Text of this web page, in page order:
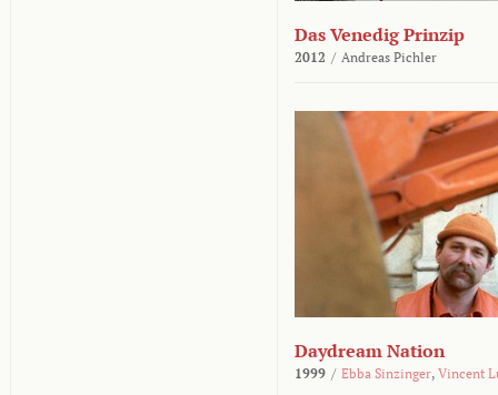
Das Venedig Prinzip
2012 / Andreas Pichler
Daydream Nation
1999 / Ebba Sinzinger, Vincent